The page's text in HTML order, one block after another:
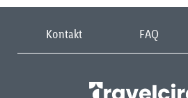
Kontakt FAQ